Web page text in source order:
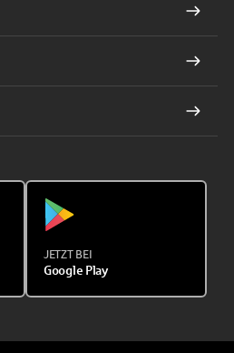
JETZT BEI
Google Play